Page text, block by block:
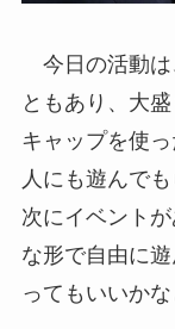
今日の活動は
ともあり、大
キャップを使
人にも遊んで
次にイベント
な形で自由に
ってもいいかな